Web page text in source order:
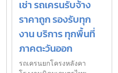
เช่า รถเครนรับจ้าง
ราคาถูก รองรับทุก
งาน บริการ ทุกพื้นที่
ภาคตะวันออก
รถเครนยกโครงหลังคา